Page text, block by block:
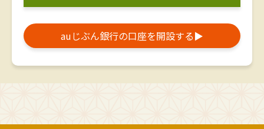
auじぶん銀行の口座を開設する▶